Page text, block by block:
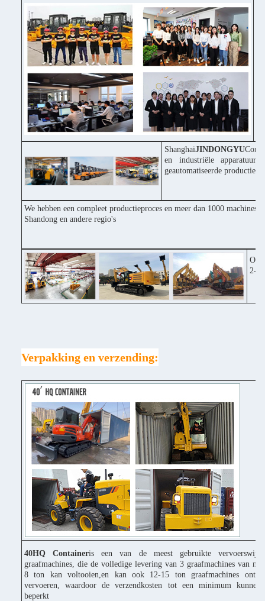
ShanghaiJINDONGYU
en industriële
geautomatiseerde
We hebben een compleet productieproces en meer dan 1000
Shandong en andere regio's
2-3
Verpakking en verzending:
40HQ Containeris een van de meest gebruikte
graafmachines, die de volledige levering van 3 graafmachines van
8 ton kan voltooien,en kan ook 12-15 ton graafmachines
vervoeren, waardoor de verzendkosten tot een minimum kunnen
beperkt